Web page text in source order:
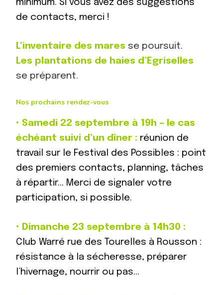
minimum. Si vous avez des suggestions
de contacts, merci !
L’inventaire des mares se poursuit.
Les plantations de haies d’Egriselles
se préparent.
Nos prochains rendez-vous
• Samedi 22 septembre à 19h – le cas
échéant suivi d’un dîner : réunion de
travail sur le Festival des Possibles : point
des premiers contacts, planning, tâches
à répartir… Merci de signaler votre
participation, si possible.
• Dimanche 23 septembre à 14h30 :
Club Warré rue des Tourelles à Rousson :
résistance à la sécheresse, préparer
l’hivernage, nourrir ou pas…